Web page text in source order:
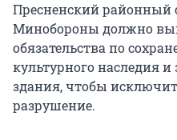
Пресненский районный
Минобороны должно
обязательства по
культурного наследия и
здания, чтобы
разрушение.